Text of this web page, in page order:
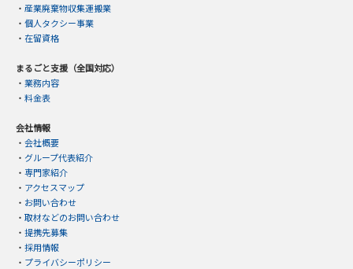
・ 産業廃棄物収集運搬業
・ 個人タクシー事業
・ 在留資格
まるごと支援（全国対応）
・ 業務内容
・ 料金表
会社情報
・ 会社概要
・ グループ代表紹介
・ 専門家紹介
・ アクセスマップ
・ お問い合わせ
・ 取材などのお問い合わせ
・ 提携先募集
・ 採用情報
・ プライバシーポリシー